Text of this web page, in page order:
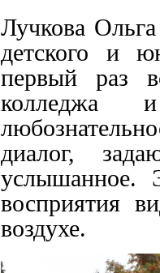
Лучкова
детского и
первый раз
колледжа
диалог,
услышанное.
восприятия
воздухе.